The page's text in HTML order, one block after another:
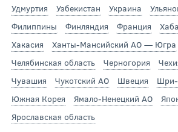
Удмуртия
Узбекистан Украина
Филиппины
Финляндия Франция
Хакасия
Ханты-Мансийский АО — Югра
Челябинская область
Черногория
Чувашия
Чукотский АО Швеция
Южная Корея
Ямало-Ненецкий АО
Ярославская область